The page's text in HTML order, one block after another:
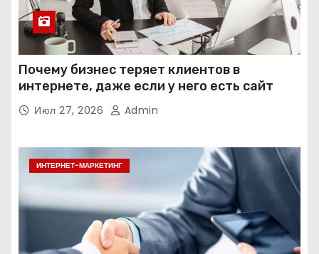
Почему бизнес теряет клиентов в
интернете, даже если у него есть сайт
Июл 27, 2026 Admin
ИНТЕРНЕТ-МАРКЕТИНГ